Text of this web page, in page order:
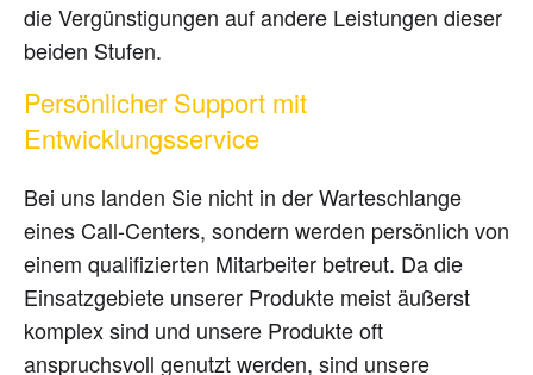
die Vergünstigungen auf andere Leistungen dieser
beiden Stufen.
Persönlicher Support mit
Entwicklungsservice
Bei uns landen Sie nicht in der Warteschlange
eines Call-Centers, sondern werden persönlich von
einem qualifizierten Mitarbeiter betreut. Da die
Einsatzgebiete unserer Produkte meist äußerst
komplex sind und unsere Produkte oft
anspruchsvoll genutzt werden, sind unsere